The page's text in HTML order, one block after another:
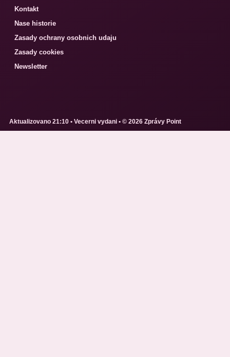
Kontakt
Nase historie
Zasady ochrany osobnich udaju
Zasady cookies
Newsletter
Aktualizovano 21:10 • Vecerni vydani • © 2026 Zprávy Point